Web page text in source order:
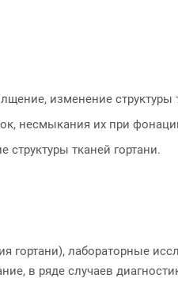
изменение
несмыкания их при
тканей гортани.
гортани), лабораторные
в ряде случаев